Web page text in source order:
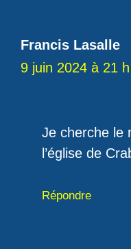
Francis Lasalle
9 juin 2024 à 21
Je cherche le
l’église de
Répondre